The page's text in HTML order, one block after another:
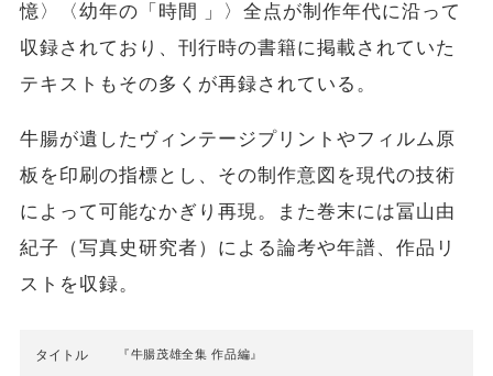
憶〉〈幼年の「時間 」〉全点が制作年代に沿って
収録されており、刊行時の書籍に掲載されていた
テキストもその多くが再録されている。
牛腸が遺したヴィンテージプリントやフィルム原
板を印刷の指標とし、その制作意図を現代の技術
によって可能なかぎり再現。また巻末には冨山由
紀子（写真史研究者）による論考や年譜、作品リ
ストを収録。
タイトル 『牛腸茂雄全集 作品編』